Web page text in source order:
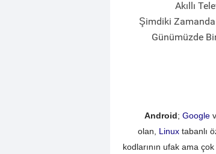
Akıllı
Şimdiki Zamanda
Günümüzde
Android; Google
olan, Linuxtabanlı
kodlarının ufak ama